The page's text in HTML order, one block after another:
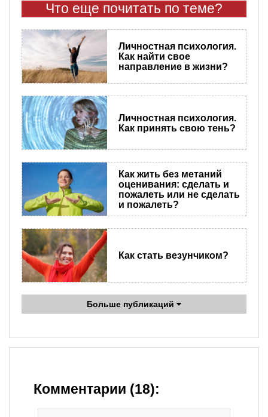
Что еще почитать по теме?
Личностная психология.
Как найти свое
направление в жизни?
Личностная психология.
Как принять свою тень?
Как жить без метаний
оценивания: сделать и
пожалеть или не сделать
и пожалеть?
Как стать везунчиком?
Больше публикаций
Комментарии (18):